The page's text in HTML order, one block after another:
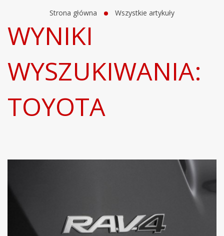
Strona główna Wszystkie artykuły
WYNIKI
WYSZUKIWANIA:
TOYOTA